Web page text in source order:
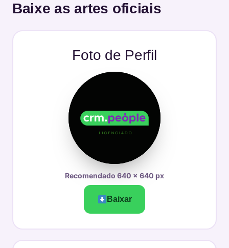
Baixe as artes oficiais
Foto de Perfil
Recomendado 640 × 640 px
Baixar